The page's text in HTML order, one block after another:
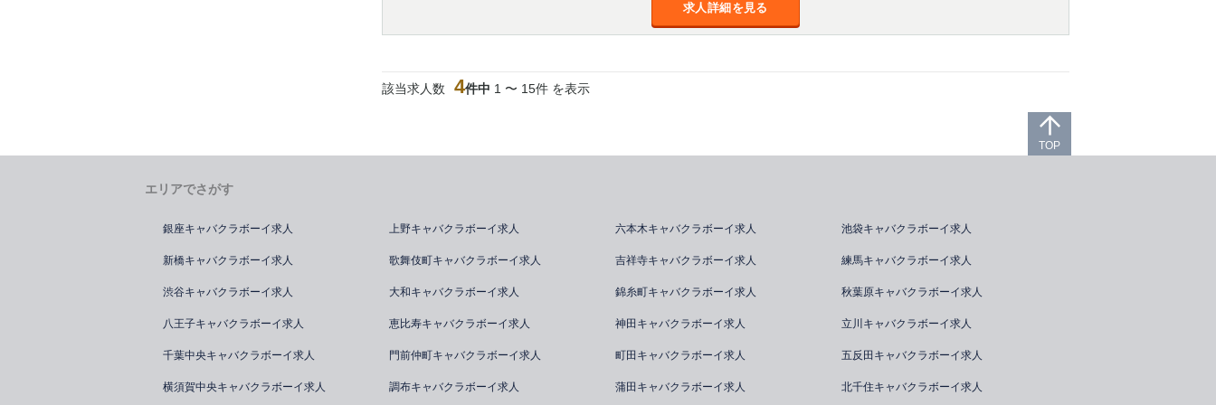
求人詳細を見る
該当求人数 4件中 1 〜 15件 を表示
エリアでさがす
銀座キャバクラボーイ求人 上野キャバクラボーイ求人 六本木キャバクラボーイ求人 池袋キャバクラボーイ求人
新橋キャバクラボーイ求人 歌舞伎町キャバクラボーイ求人 吉祥寺キャバクラボーイ求人 練馬キャバクラボーイ求人
渋谷キャバクラボーイ求人 大和キャバクラボーイ求人 錦糸町キャバクラボーイ求人 秋葉原キャバクラボーイ求人
八王子キャバクラボーイ求人 恵比寿キャバクラボーイ求人 神田キャバクラボーイ求人 立川キャバクラボーイ求人
千葉中央キャバクラボーイ求人 門前仲町キャバクラボーイ求人 町田キャバクラボーイ求人 五反田キャバクラボーイ求人
横須賀中央キャバクラボーイ求人 調布キャバクラボーイ求人 蒲田キャバクラボーイ求人 北千住キャバクラボーイ求人
TOP